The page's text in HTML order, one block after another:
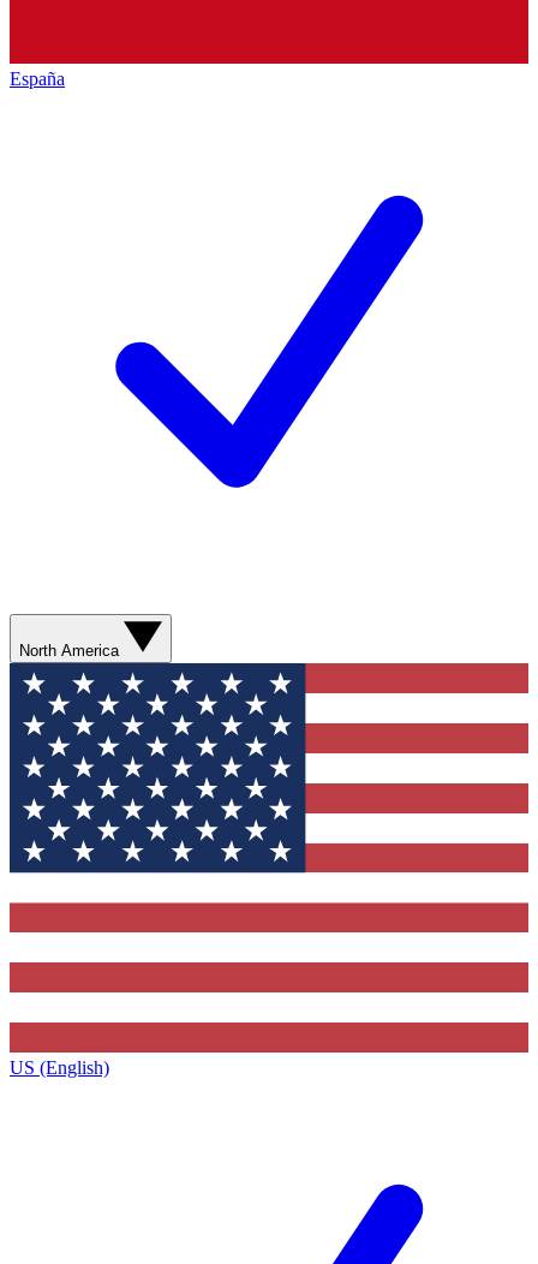
España
North America
US (English)